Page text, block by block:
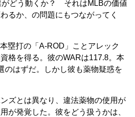
どう動くか？ それはMLBの価値
るか、の問題にもつながってく
塁打の「A-ROD」ことアレック
格を得る。彼のWARは117.8。本
のはずだ。しかし彼も薬物疑惑を
ズとは異なり、違法薬物の使用が
が発覚した。彼をどう扱うかは、